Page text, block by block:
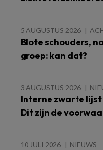
5 AUGUSTUS 2026
Blote schouders,
groep: kan dat?
3 AUGUSTUS 2026
Interne zwarte lijst
Dit zijn de
10 JULI 2026 NIEUWS